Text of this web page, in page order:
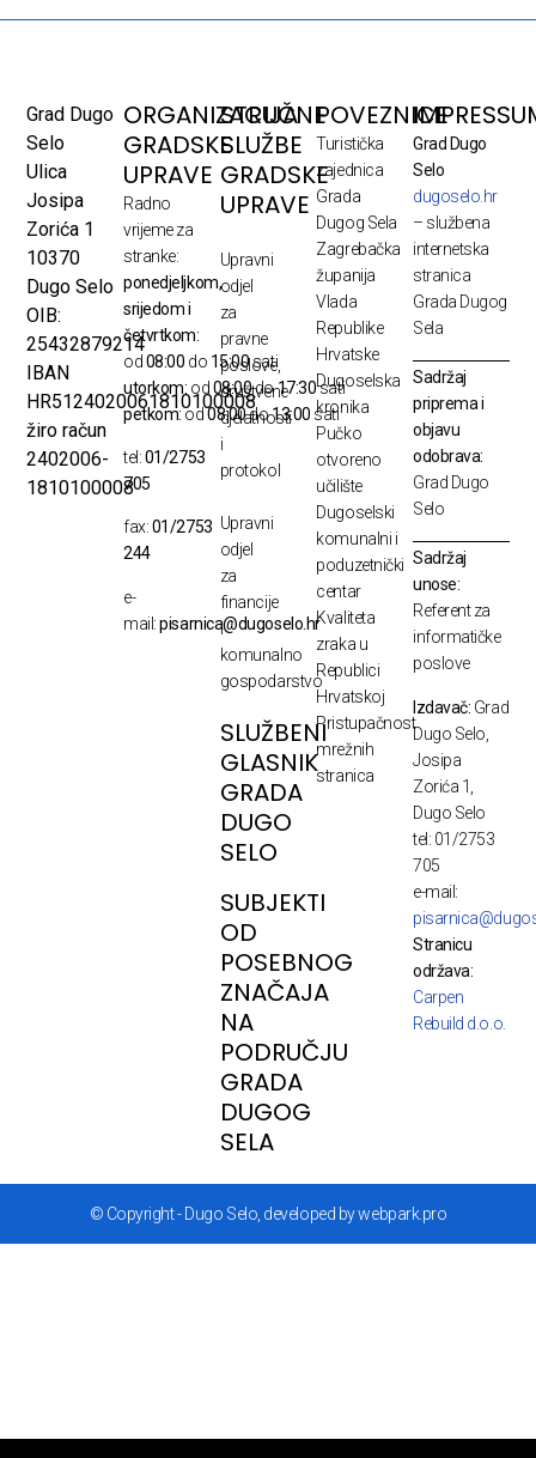
Grad Dugo
Selo
Ulica
Josipa
Zorića 1
10370
Dugo Selo
OIB:
25432879214
IBAN
HR5124020061810100008
žiro račun
2402006-
1810100008
ORGANIZACIJA
GRADSKE
UPRAVE
Radno
vrijeme za
stranke:
ponedjeljkom,
srijedom i
četvrtkom:
od08:00 do 15:00sati
utorkom: od08:00do17:30sati
petkom:od08:00do13:00 sati
tel:01/2753
705
fax:01/2753
244
e-
mail:pisarnica@dugoselo.hr
STRUČNE
SLUŽBE
GRADSKE
UPRAVE
Upravni
odjel
za
pravne
poslove,
društvene
djelatnosti
i
protokol
Upravni
odjel
za
financije
i
komunalno
gospodarstvo
SLUŽBENI
GLASNIK
GRADA
DUGO
SELO
SUBJEKTI
OD
POSEBNOG
ZNAČAJA
NA
PODRUČJU
GRADA
DUGOG
SELA
POVEZNICE
Turistička
zajednica
Grada
Dugog Sela
Zagrebačka
županija
Vlada
Republike
Hrvatske
Dugoselska
kronika
Pučko
otvoreno
učilište
Dugoselski
komunalni i
poduzetnički
centar
Kvaliteta
zraka u
Republici
Hrvatskoj
Pristupačnost
mrežnih
stranica
Grad Dugo
Selo
dugoselo.hr
– službena
internetska
stranica
Grada Dugog
Sela
Sadržaj
priprema i
objavu
odobrava:
Grad Dugo
Selo
Sadržaj
unose:
Referent za
informatičke
poslove
Izdavač: Grad
Dugo Selo,
Josipa
Zorića 1,
Dugo Selo
tel: 01/2753
705
e-mail:
Stranicu
održava:
Carpen
Rebuild d.o.o.
© Copyright - Dugo Selo, developed by webpark.pro